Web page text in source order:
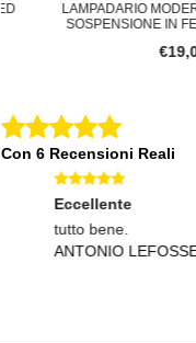
LAMPADARIO MODERNO
SOSPENSIONE IN
€19,00
Con 6 Recensioni Reali
Eccellente
tutto bene.
ANTONIO LEFOSSE